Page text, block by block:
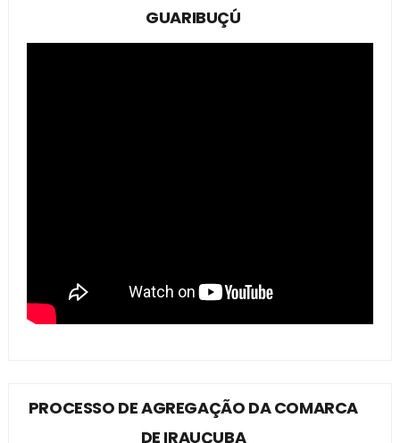
GUARIBUÇÚ
PROCESSO DE AGREGAÇÃO DA COMARCA
DE IRAUÇUBA